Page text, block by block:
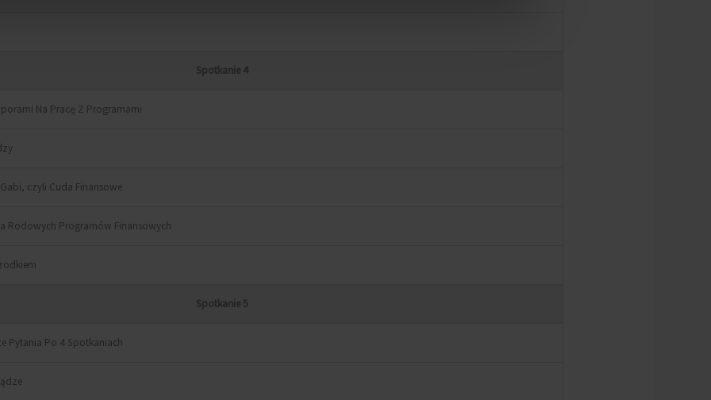
Spotkanie 4
Na Pracę Z Programami
czyli Cuda Finansowe
Rodowych Programów Finansowych
Spotkanie 5
Pytania Po 4 Spotkaniach